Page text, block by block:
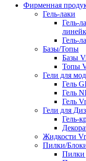
Фирменная
Гель-лаки
Гель-
Гель-
Базы/Топы
Базы
Топы
Гели для
Гель
Гель
Гель
Гели для
Гель-
Жидкости
Пилки/
Пилки